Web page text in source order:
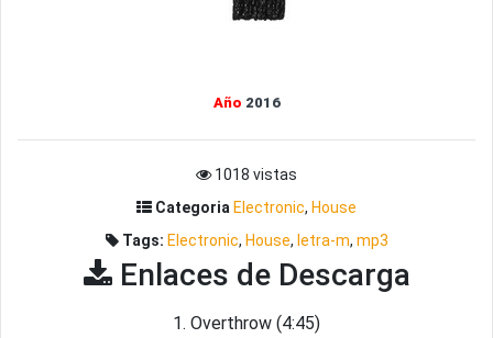
Año 2016
1018 vistas
Categoria Electronic, House
Tags: Electronic, House, letra-m, mp3
Enlaces de Descarga
1. Overthrow (4:45)